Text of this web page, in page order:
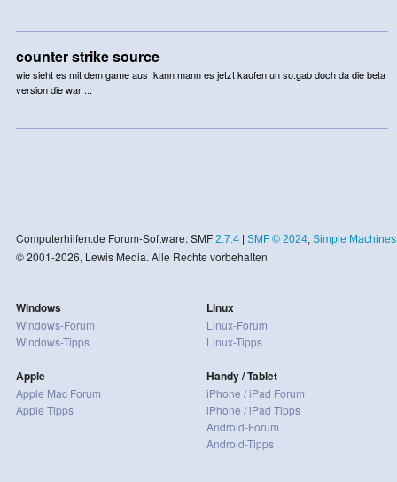
counter strike source
wie sieht es mit dem game aus ,kann mann es jetzt kaufen un so.gab doch da die beta
version die war ...
Computerhilfen.de Forum-Software: SMF 2.7.4| SMF © 2024, Simple Machines
© 2001-2026, Lewis Media. Alle Rechte vorbehalten
Windows
Windows-Forum
Windows-Tipps
Apple
Apple Mac Forum
Apple Tipps
Linux
Linux-Forum
Linux-Tipps
Handy / Tablet
iPhone / iPad Forum
iPhone / iPad Tipps
Android-Forum
Android-Tipps